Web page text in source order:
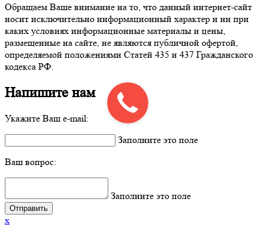
Обращаем Ваше внимание на то, что данный интернет-сайт
носит исключительно информационный характер и ни при
каких условиях информационные материалы и цены,
размещенные на сайте, не являются публичной офертой,
определяемой положениями Статей 435 и 437 Гражданского
кодекса РФ.
Напишите нам
Укажите Ваш e-mail:
Заполните это поле
Ваш вопрос:
Заполните это поле
x